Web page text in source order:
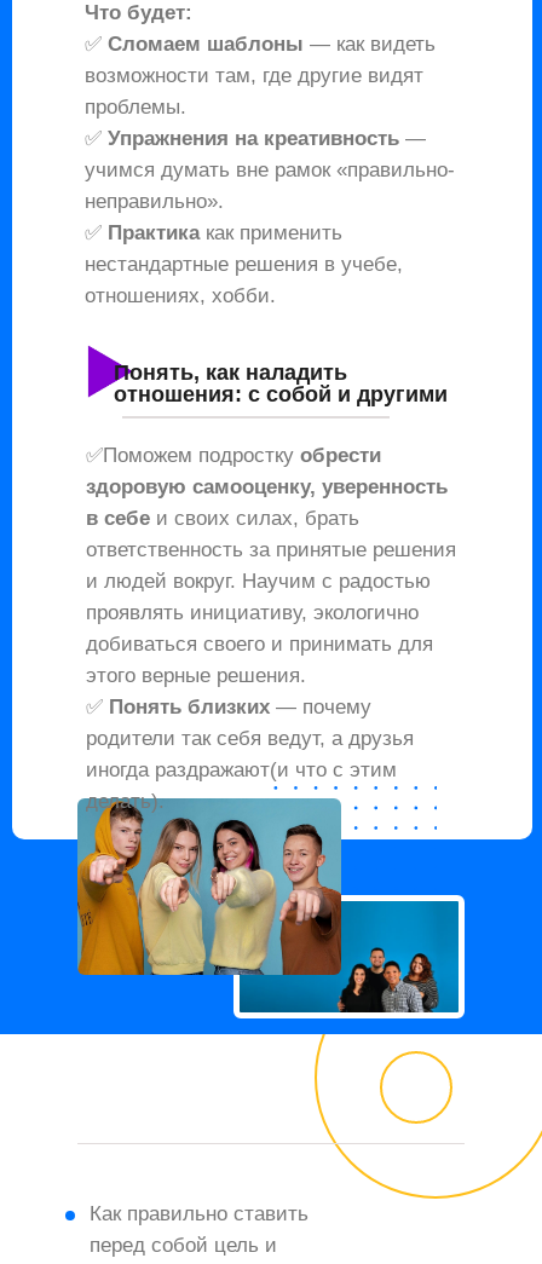
Что будет:
✅ Сломаем шаблоны — как видеть
возможности там, где другие видят
проблемы.
✅ Упражнения на креативность —
учимся думать вне рамок «правильно-
неправильно».
✅ Практикакак применить
нестандартные решения в учебе,
отношениях, хобби.
✅Поможем подростку обрести
здоровую самооценку, уверенность
в себе и своих силах, брать
ответственность за принятые решения
и людей вокруг. Научим с радостью
проявлять инициативу, экологично
добиваться своего и принимать для
этого верные решения.
✅ Понять близких — почему
родители так себя ведут, а друзья
иногда раздражают(и что с этим
делать).
Понять, как наладить
отношения: с собой и другими
Как правильно ставить
перед собой цель и